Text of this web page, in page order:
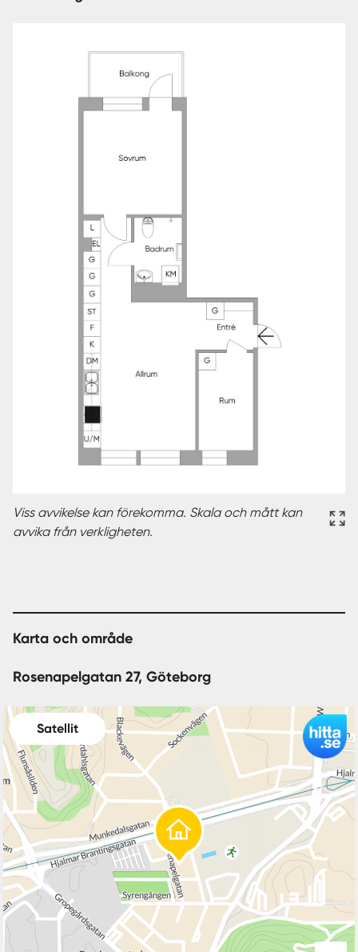
Viss avvikelse kan förekomma. Skala och mått kan
avvika från verkligheten.
Karta och område
Rosenapelgatan 27, Göteborg
Satellit